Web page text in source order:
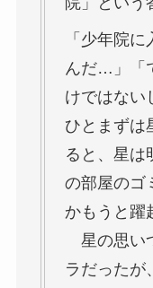
「少年院
んだ…」「
けではない
ひとまずは
ると、星は
の部屋のゴ
かもうと躍
星の思い
ラだったが